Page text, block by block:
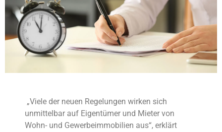
„Viele der neuen Regelungen wirken sich
unmittelbar auf Eigentümer und Mieter von
Wohn- und Gewerbeimmobilien aus“, erklärt